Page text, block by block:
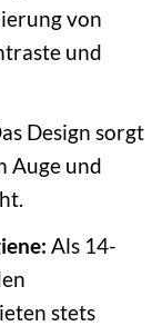
von
und
Design sorgt
Auge und
Als 14-
stets